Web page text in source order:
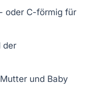
oder C-förmig für
der
und Baby